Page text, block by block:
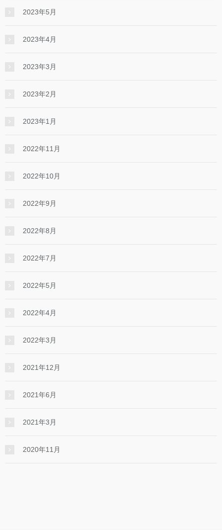
2023年5月
2023年4月
2023年3月
2023年2月
2023年1月
2022年11月
2022年10月
2022年9月
2022年8月
2022年7月
2022年5月
2022年4月
2022年3月
2021年12月
2021年6月
2021年3月
2020年11月